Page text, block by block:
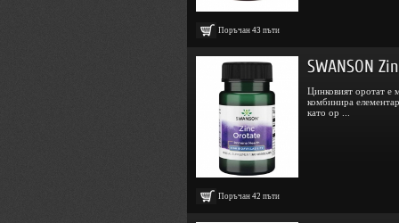
Поръчан 43 пъти
Поръчан 42 пъти
SWANSON
Цинковият оротат е
комбинира
като ор ...